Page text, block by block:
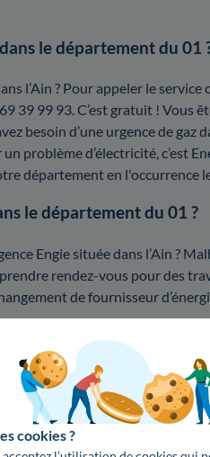
cookies ?
le département du 01
l’Ain ? Pour appeler le
39 99 93. C’est gratuit ! Vous
besoin d’une urgence de gaz
problème d’électricité, c’est
département en l'occurrence
le département du 01 ?
Engie située dans l’Ain ?
rendez-vous pour des
de fournisseur
l’Ain ?
faut souscrire chez un